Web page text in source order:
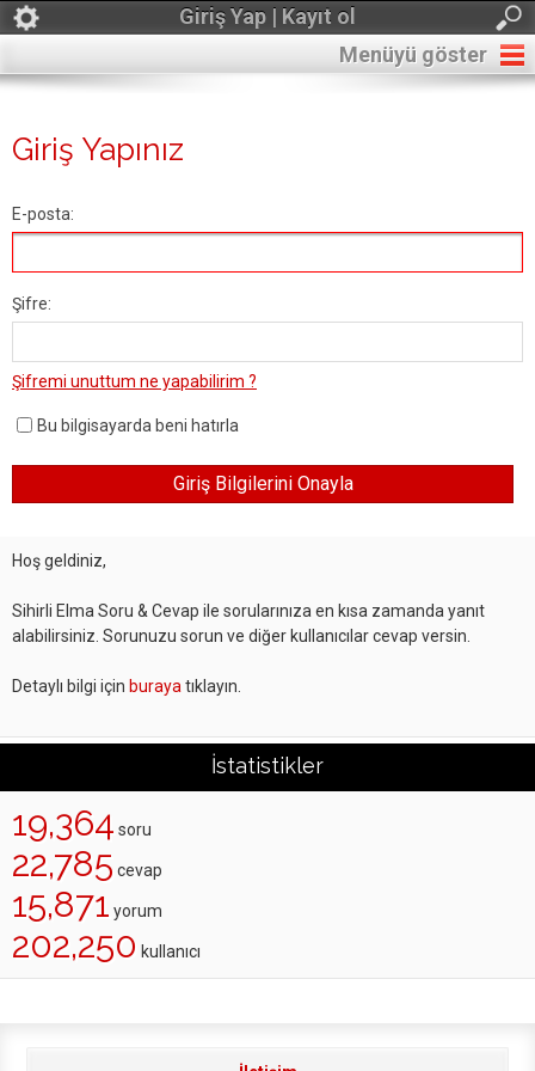
Giriş Yap | Kayıt ol
Menüyü göster
Giriş Yapınız
E-posta:
Şifre:
Şifremi unuttum ne yapabilirim ?
Bu bilgisayarda beni hatırla
Hoş geldiniz,
Sihirli Elma Soru & Cevap ile sorularınıza en kısa zamanda yanıt
alabilirsiniz. Sorunuzu sorun ve diğer kullanıcılar cevap versin.
Detaylı bilgi için buraya tıklayın.
İstatistikler
19,364 soru
22,785 cevap
15,871 yorum
202,250 kullanıcı